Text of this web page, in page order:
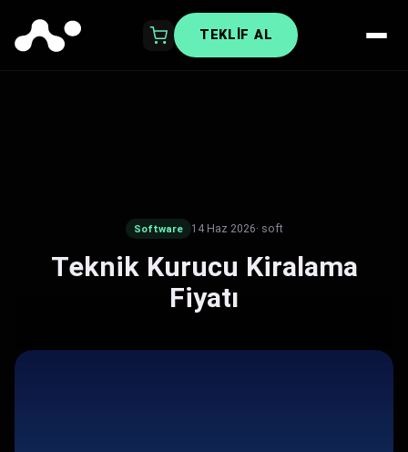
TEKLIF AL
Software 14 Haz 2026· soft
Teknik Kurucu Kiralama
Fiyatı